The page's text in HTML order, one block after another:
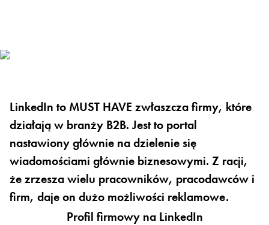
LinkedIn to MUST HAVE zwłaszcza firmy, które
działają w branży B2B. Jest to portal
nastawiony głównie na dzielenie się
wiadomościami głównie biznesowymi. Z racji,
że zrzesza wielu pracowników, pracodawców i
firm, daje on dużo możliwości reklamowe.
Profil firmowy na LinkedIn